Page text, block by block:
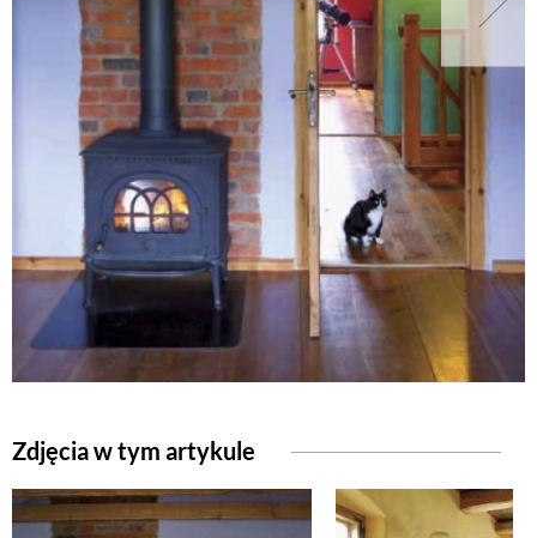
Zdjęcia w tym artykule